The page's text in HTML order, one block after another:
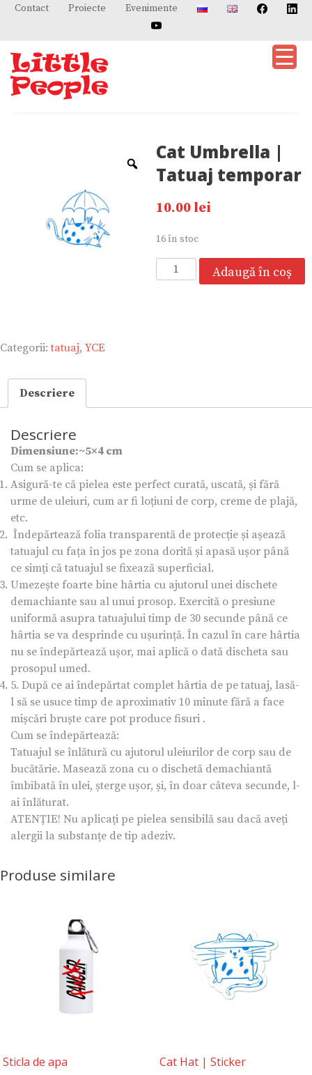
SkipContact Proiecte Evenimente
Cat Umbrella |
Tatuaj temporar
10.00 lei
16 în stoc
Cantitate
Cat
Adaugă în coș
Categorii:tatuaj, YCE
Descriere
Descriere
Dimensiune:~5×4 cm
Cum se aplica:
Asigură-te că pielea este perfect curată, uscată, și fără
urme de uleiuri, cum ar fi loțiuni de corp, creme de plajă,
etc.
Îndepărtează folia transparentă de protecție și așează
tatuajul cu fața în jos pe zona dorită și apasă ușor până
ce simți că tatuajul se fixează superficial.
Umezește foarte bine hârtia cu ajutorul unei dischete
demachiante sau al unui prosop. Exercită o presiune
uniformă asupra tatuajului timp de 30 secunde până ce
hârtia se va desprinde cu ușurință. În cazul în care hârtia
nu se îndepărtează ușor, mai aplică o dată discheta sau
prosopul umed.
5. După ce ai îndepărtat complet hârtia de pe tatuaj, lasă-
l să se usuce timp de aproximativ 10 minute fără a face
mișcări bruște care pot produce fisuri .
Cum se îndepărtează:
Tatuajul se înlătură cu ajutorul uleiurilor de corp sau de
bucătărie. Masează zona cu o dischetă demachiantă
îmbibată în ulei, șterge ușor, și, în doar câteva secunde, l-
ai înlăturat.
ATENȚIE! Nu aplicați pe pielea sensibilă sau dacă aveți
alergii la substanțe de tip adeziv.
Produse similare
Sticla de apa Cat Hat | Sticker